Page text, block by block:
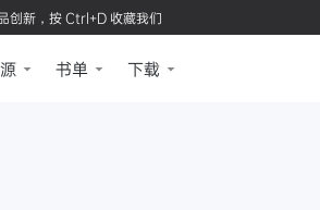
创新，按 Ctrl+D 收藏我们
书单 下载